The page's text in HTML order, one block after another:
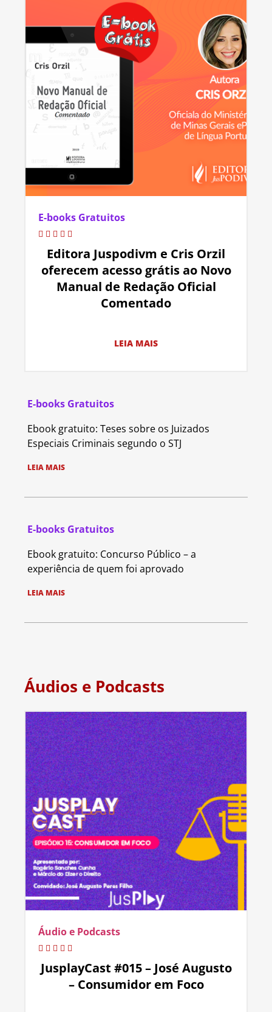
E-books Gratuitos
Editora Juspodivm e Cris Orzil
oferecem acesso grátis ao Novo
Manual de Redação Oficial
Comentado
LEIA MAIS
E-books Gratuitos
Ebook gratuito: Teses sobre os Juizados
Especiais Criminais segundo o STJ
LEIA MAIS
E-books Gratuitos
Ebook gratuito: Concurso Público – a
experiência de quem foi aprovado
LEIA MAIS
Áudios e Podcasts
Áudio e Podcasts
JusplayCast #015 – José Augusto
– Consumidor em Foco